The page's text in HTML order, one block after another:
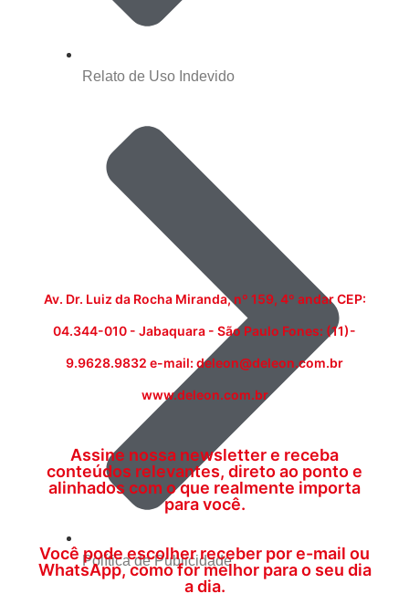
Relato de Uso Indevido
Política de Publicidade
Av. Dr. Luiz da Rocha Miranda, nº 159, 4º andar CEP:
04.344-010 - Jabaquara - São Paulo Fones: (11)-
9.9628.9832 e-mail: deleon@deleon.com.br
www.deleon.com.br
Assine nossa newsletter e receba
conteúdos relevantes, direto ao ponto e
alinhados com o que realmente importa
para você.
Você pode escolher receber por e-mail ou
WhatsApp, como for melhor para o seu dia
a dia.